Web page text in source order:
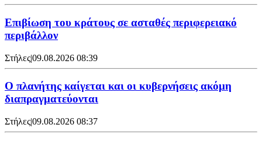
Επιβίωση του κράτους σε ασταθές περιφερειακό
περιβάλλον
Στήλες|09.08.2026 08:39
Ο πλανήτης καίγεται και οι κυβερνήσεις ακόμη
διαπραγματεύονται
Στήλες|09.08.2026 08:37